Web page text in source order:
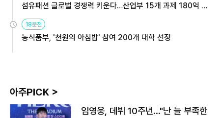
섬유패션 글로벌 경쟁력 키운다…산업부 15개 과제 180억 지
18분전
농식품부, '천원의 아침밥' 참여 200개 대학 선정
아주PICK >
임영웅, 데뷔 10주년…"난 늘 부족한